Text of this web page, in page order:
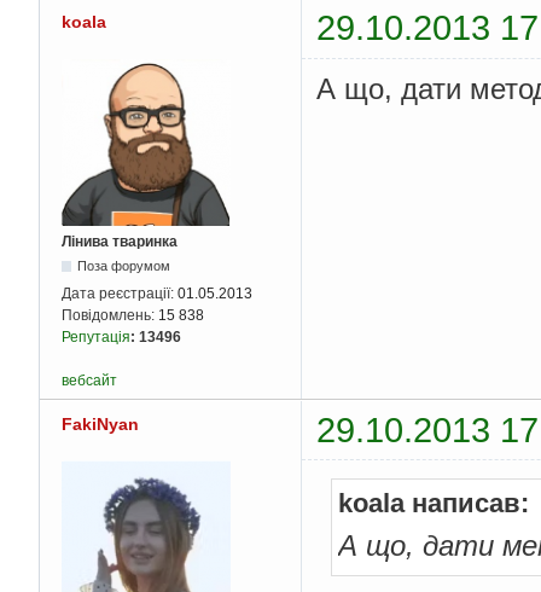
koala 29.10.2013
Лінива тваринка
Поза форумом
Дата реєстрації: 01.05.2013
Повідомлень: 15 838
Репутація: 13496
А що, дати
вебсайт
FakiNyan 29.10.2013
koala написав:
А що, дати